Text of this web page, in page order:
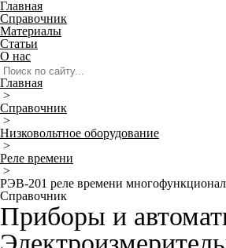
Главная
Справочник
Материалы
Статьи
О нас
Главная
>
Справочник
>
Низковольтное оборудование
>
Реле времени
>
РЭВ-201 реле времени
Справочник
Приборы и